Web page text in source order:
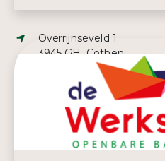
Adres:
Overrijnseveld 1
3945 GH, Cothen
E-mailadres:
m.bijl@detoermalijn.com
Telefoonnummer:
0343 43 07 41